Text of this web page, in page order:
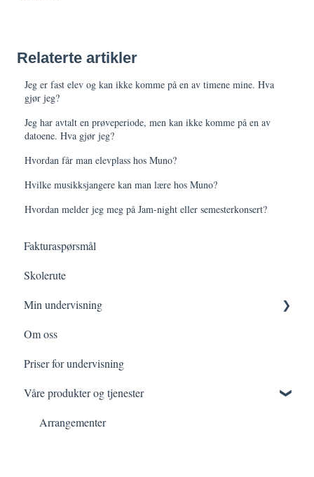
Relaterte artikler
Jeg er fast elev og kan ikke komme på en av timene mine. Hva
gjør jeg?
Jeg har avtalt en prøveperiode, men kan ikke komme på en av
datoene. Hva gjør jeg?
Hvordan får man elevplass hos Muno?
Hvilke musikksjangere kan man lære hos Muno?
Hvordan melder jeg meg på Jam-night eller semesterkonsert?
Fakturaspørsmål
Skolerute
Min undervisning
Min prøvetid
Mine faste timer
Om oss
Priser for undervisning
Våre produkter og tjenester
Arrangementer